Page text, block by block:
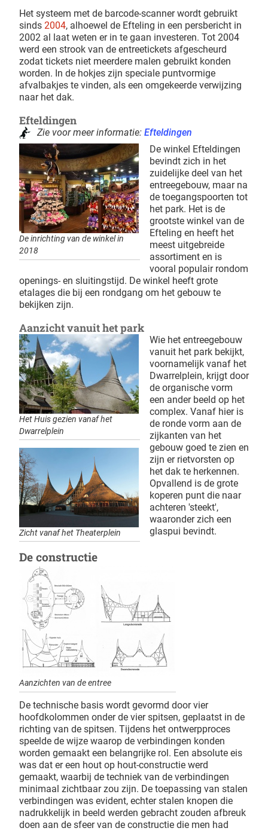
Het systeem met de barcode-scanner wordt gebruikt
sinds 2004, alhoewel de Efteling in een persbericht in
2002 al laat weten er in te gaan investeren. Tot 2004
werd een strook van de entreetickets afgescheurd
zodat tickets niet meerdere malen gebruikt konden
worden. In de hokjes zijn speciale puntvormige
afvalbakjes te vinden, als een omgekeerde verwijzing
naar het dak.
Efteldingen
Zie voor meer informatie: Efteldingen
De inrichting van de winkel in
2018
De winkel Efteldingen
bevindt zich in het
zuidelijke deel van het
entreegebouw, maar na
de toegangspoorten tot
het park. Het is de
grootste winkel van de
Efteling en heeft het
meest uitgebreide
assortiment en is
vooral populair rondom
openings- en sluitingstijd. De winkel heeft grote
etalages die bij een rondgang om het gebouw te
bekijken zijn.
Aanzicht vanuit het park
Het Huis gezien vanaf het
Dwarrelplein
Zicht vanaf het Theaterplein
Wie het entreegebouw
vanuit het park bekijkt,
voornamelijk vanaf het
Dwarrelplein, krijgt door
de organische vorm
een ander beeld op het
complex. Vanaf hier is
de ronde vorm aan de
zijkanten van het
gebouw goed te zien en
zijn er rietvorsten op
het dak te herkennen.
Opvallend is de grote
koperen punt die naar
achteren 'steekt',
waaronder zich een
glaspui bevindt.
De constructie
Aanzichten van de entree
De technische basis wordt gevormd door vier
hoofdkolommen onder de vier spitsen, geplaatst in de
richting van de spitsen. Tijdens het ontwerpproces
speelde de wijze waarop de verbindingen konden
worden gemaakt een belangrijke rol. Een absolute eis
was dat er een hout op hout-constructie werd
gemaakt, waarbij de techniek van de verbindingen
minimaal zichtbaar zou zijn. De toepassing van stalen
verbindingen was evident, echter stalen knopen die
nadrukkelijk in beeld werden gebracht zouden afbreuk
doen aan de sfeer van de constructie die men had